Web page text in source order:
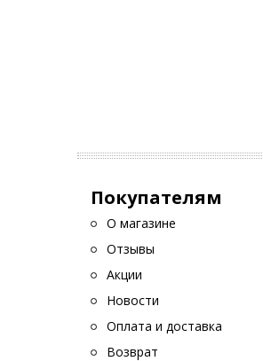
Покупателям
О магазине
Отзывы
Акции
Новости
Оплата и доставка
Возврат